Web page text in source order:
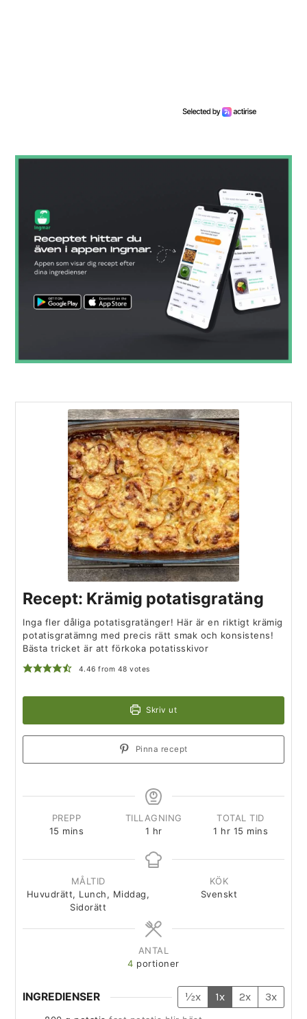
Recept: Krämig potatisgratäng
Inga fler dåliga potatisgratänger! Här är en riktigt krämig
potatisgratämng med precis rätt smak och konsistens!
Bästa tricket är att förkoka potatisskivor
4.46 from 48 votes
Skriv ut
Pinna recept
PREPP
15 mins
TILLAGNING
1 hr
TOTAL TID
1 hr 15 mins
MÅLTID
Huvudrätt, Lunch, Middag,
Sidorätt
KÖK
Svenskt
ANTAL
4 portioner
INGREDIENSER ½x 1x 2x 3x